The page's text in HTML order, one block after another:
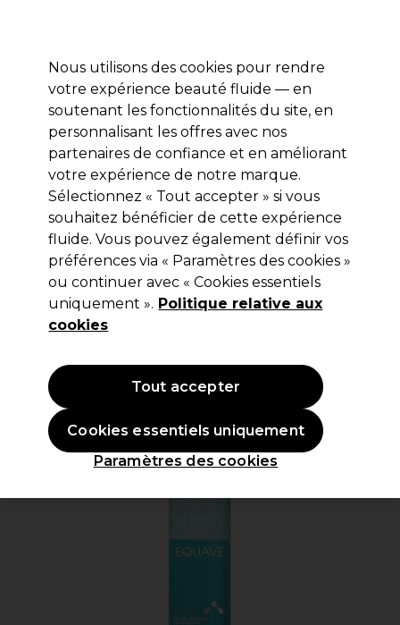
Se connecter
Marques Bons plans 🌟 Coiffure Electro et Matériel
Livraison le lendemain*
Après expédition, du lundi au vendredi
Revlon Professional Equave Soin Démélant
Instantané Hydrant 200ml
20,39 €23,99 €
Nous utilisons des cookies pour rendre
votre expérience beauté fluide — en
soutenant les fonctionnalités du site, en
personnalisant les offres avec nos
partenaires de confiance et en améliorant
votre expérience de notre marque.
Sélectionnez « Tout accepter » si vous
souhaitez bénéficier de cette expérience
fluide. Vous pouvez également définir vos
préférences via « Paramètres des cookies »
ou continuer avec « Cookies essentiels
uniquement ». Politique relative aux
cookies
Paramètres des cookies
Cookies essentiels uniquement
Tout accepter